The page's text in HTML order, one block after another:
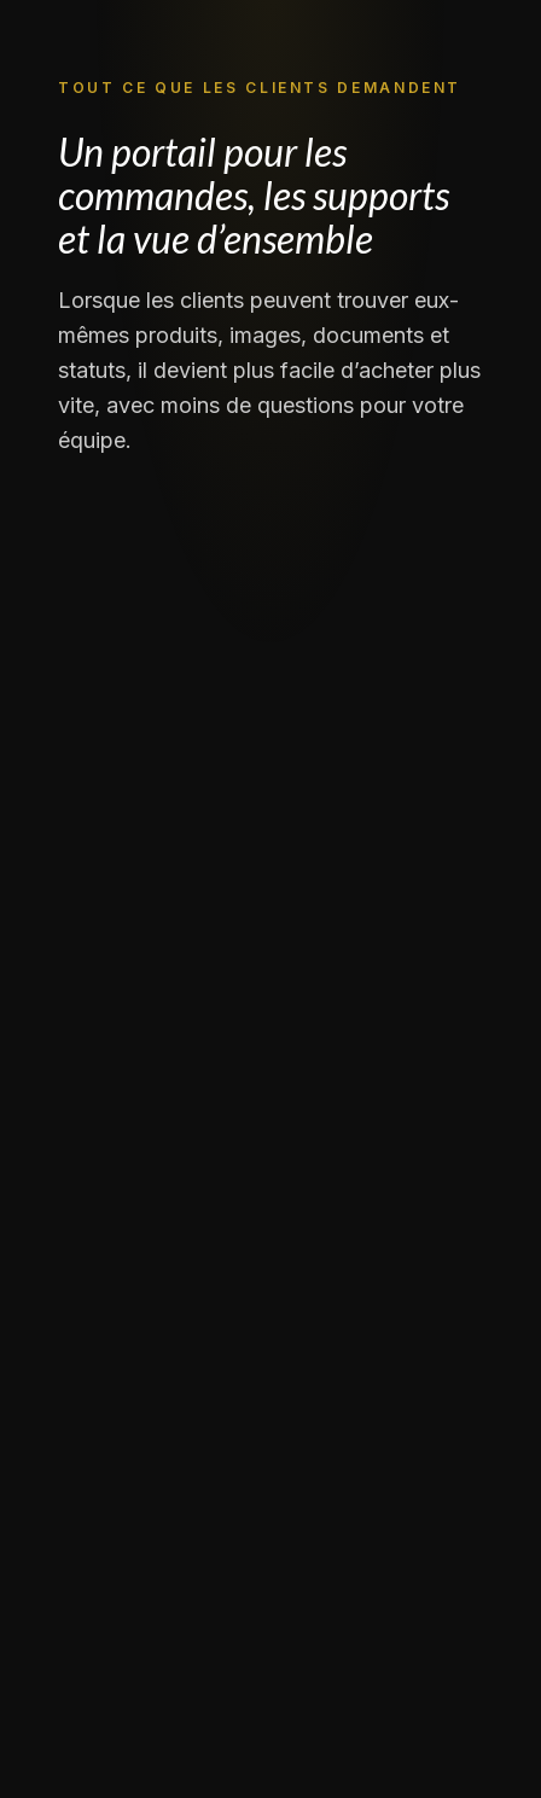
TOUT CE QUE LES CLIENTS DEMANDENT
Un portail pour les
commandes, les supports
et la vue d’ensemble
Lorsque les clients peuvent trouver eux-
mêmes produits, images, documents et
statuts, il devient plus facile d’acheter plus
vite, avec moins de questions pour votre
équipe.